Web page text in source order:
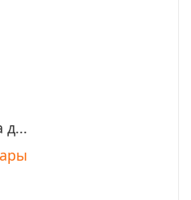
д...